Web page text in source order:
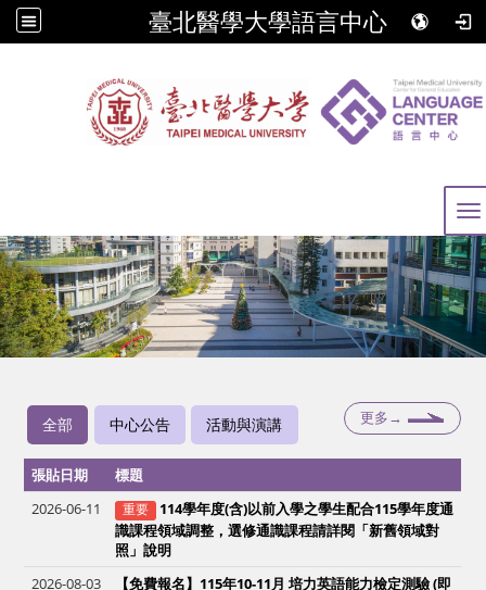
臺北醫學大學語言中心
全部 中心公告 活動與演講 更多→
張貼日期
標題
2026-06-11
重要
114學年度(含)以前入學之學生配合115學年度通
識課程領域調整，選修通識課程請詳閱「新舊領域對
照」說明
2026-08-03
【免費報名】115年10-11月 培力英語能力檢定測驗 (即